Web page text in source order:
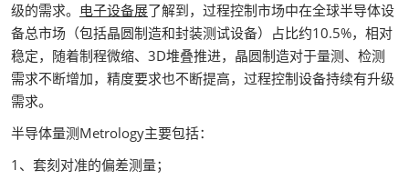
级的需求。 电子设备展了解到，过程控制市场中在全球半导体设
备总市场（包括晶圆制造和封装测试设备）占比约10.5%，相对
稳定，随着制程微缩、3D堆叠推进，晶圆制造对于量测、检测
需求不断增加，精度要求也不断提高，过程控制设备持续有升级
需求。
半导体量测Metrology主要包括：
1、套刻对准的偏差测量；